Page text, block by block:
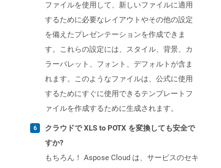
ファイルを使用して、新しいファイルに適用
するために必要なレイアウトやその他の設定
を備えたプレゼンテーションを作成できま
す。これらの設定には、スタイル、背景、カ
ラーパレット、フォント、デフォルトが含ま
れます。このようなファイルは、公式に使用
するためにすぐに使用できるテンプレートフ
ァイルを作成するために生成されます。
クラウドで XLS to POTX を変換しても安全で
すか?
もちろん！ Aspose Cloud は、サービスのセキ